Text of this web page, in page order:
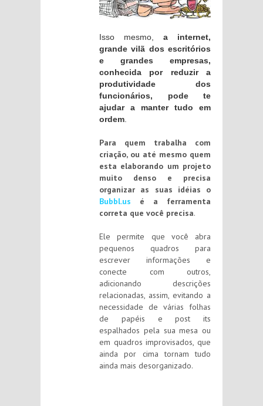
Isso mesmo, a internet,
grande vilã dos escritórios
e grandes empresas,
conhecida por reduzir a
produtividade dos
funcionários, pode te
ajudar a manter tudo em
ordem
Para quem trabalha com
criação, ou até mesmo quem
esta elaborando um projeto
muito denso e precisa
organizar as suas idéias o
Bubbl.us é a ferramenta
correta que você precisa.
Ele permite que você abra
pequenos quadros para
escrever informações e
conecte com outros,
adicionando descrições
relacionadas, assim, evitando a
necessidade de várias folhas
de papéis e post its
espalhados pela sua mesa ou
em quadros improvisados, que
ainda por cima tornam tudo
ainda mais desorganizado.